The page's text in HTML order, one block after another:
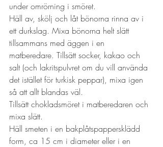
under omrörning i smöret.
Häll av, skölj och låt bönorna rinna av i
ett durkslag. Mixa bönorna helt slätt
tillsammans med äggen i en
matberedare. Tillsätt socker, kakao och
salt (och lakritspulvret om du vill använda
det istället för turkisk peppar), mixa igen
så att allt blandas väl.
Tillsätt chokladsmöret i matberedaren och
mixa slätt.
Häll smeten i en bakplåtspappersklädd
form, ca 15 cm i diameter eller i en